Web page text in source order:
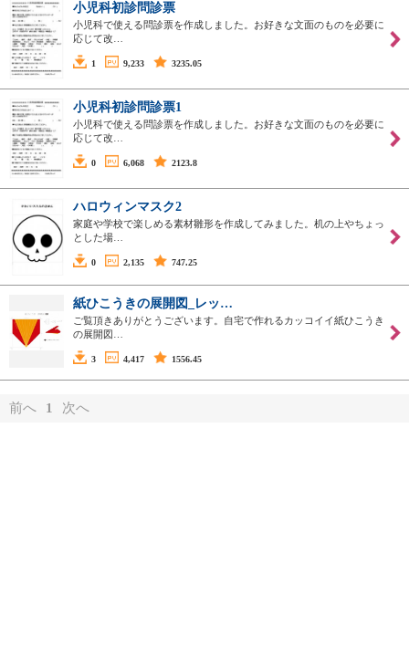
小児科初診問診票
小児科で使える問診票を作成しました。お好きな文面のものを必要に
応じて改…
1 9,233 3235.05
小児科初診問診票1
小児科で使える問診票を作成しました。お好きな文面のものを必要に
応じて改…
0 6,068 2123.8
ハロウィンマスク2
家庭や学校で楽しめる素材雛形を作成してみました。机の上やちょっ
とした場…
0 2,135 747.25
紙ひこうきの展開図_レッ…
ご覧頂きありがとうございます。自宅で作れるカッコイイ紙ひこうき
の展開図…
3 4,417 1556.45
前へ 1 次へ